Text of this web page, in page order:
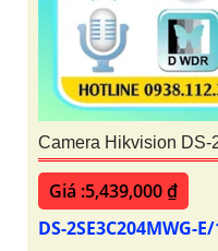
Camera Hikvision DS-
Giá :5,439,000 ₫
DS-2SE3C204MWG-